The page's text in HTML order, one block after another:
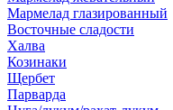
Мармелад глазированный
Восточные сладости
Халва
Козинаки
Щербет
Парварда